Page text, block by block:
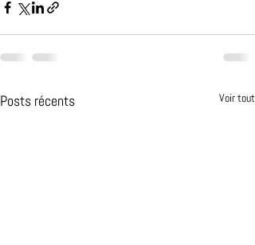
Posts récents Voir tout